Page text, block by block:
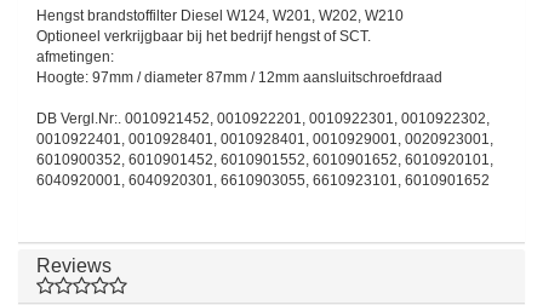
Hengst brandstoffilter Diesel W124, W201, W202, W210
Optioneel verkrijgbaar bij het bedrijf hengst of SCT.
afmetingen:
Hoogte: 97mm / diameter 87mm / 12mm aansluitschroefdraad
DB Vergl.Nr:. 0010921452, 0010922201, 0010922301, 0010922302,
0010922401, 0010928401, 0010928401, 0010929001, 0020923001,
6010900352, 6010901452, 6010901552, 6010901652, 6010920101,
6040920001, 6040920301, 6610903055, 6610923101, 6010901652
Reviews